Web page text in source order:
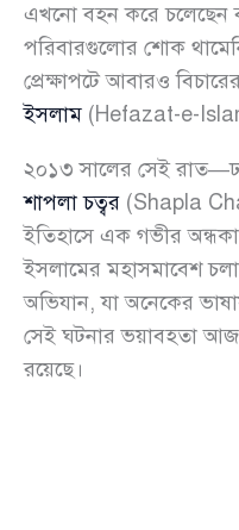
এখনো বহন করে চলেছেন
পরিবারগুলোর শোক
প্রেক্ষাপটে আবারও
ইসলাম (Hefazat-e-
২০১৩ সালের সেই
শাপলা চত্বর (Shapla
ইতিহাসে এক গভীর
ইসলামের মহাসমাবেশ
অভিযান, যা অনেকের
সেই ঘটনার ভয়াবহতা
রয়েছে।